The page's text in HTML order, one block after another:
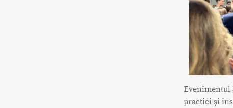
Evenimentul
practici și